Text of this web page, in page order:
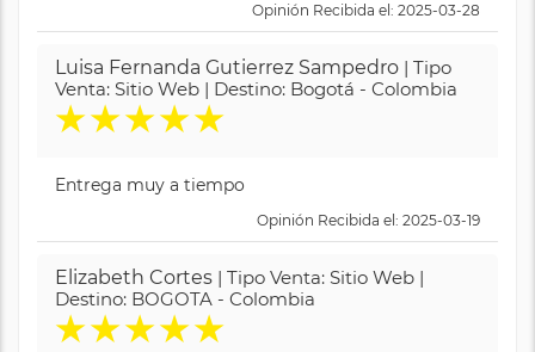
Opinión Recibida el: 2025-03-28
Luisa Fernanda Gutierrez Sampedro | Tipo
Venta: Sitio Web | Destino: Bogotá - Colombia
★★★★★
Entrega muy a tiempo
Opinión Recibida el: 2025-03-19
Elizabeth Cortes | Tipo Venta: Sitio Web |
Destino: BOGOTA - Colombia
★★★★★